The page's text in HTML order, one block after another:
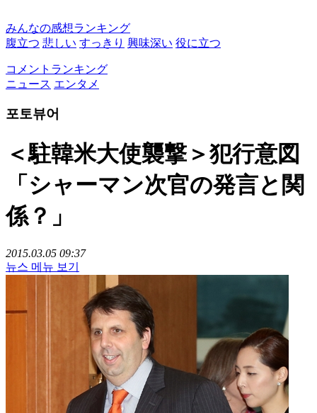
みんなの感想ランキング
腹立つ 悲しい すっきり 興味深い 役に立つ
コメントランキング
ニュース エンタメ
포토뷰어
＜駐韓米大使襲撃＞犯行意図
「シャーマン次官の発言と関
係？」
2015.03.05 09:37
뉴스 메뉴 보기